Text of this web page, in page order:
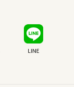
LINE